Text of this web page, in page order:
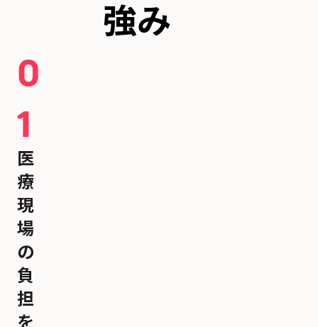
強み
0
1
医
療
現
場
の
負
担
を